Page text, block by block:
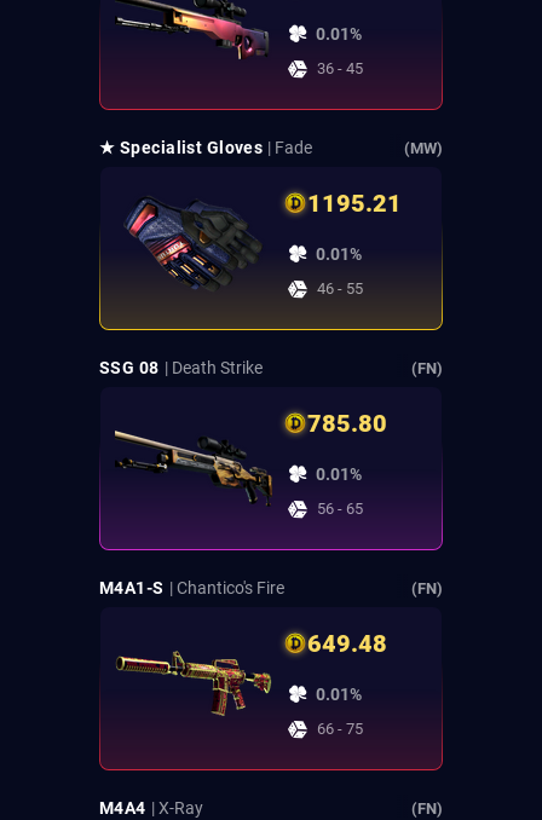
0.01%
36 - 45
★ Specialist Gloves | Fade (MW)
1195.21
0.01%
46 - 55
SSG 08 | Death Strike (FN)
785.80
0.01%
56 - 65
M4A1-S | Chantico's Fire (FN)
649.48
0.01%
66 - 75
M4A4 | X-Ray (FN)